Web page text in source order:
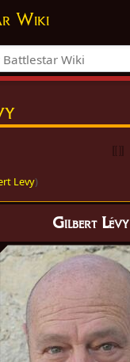
Wiki
Levy)
Gilbert Lévy